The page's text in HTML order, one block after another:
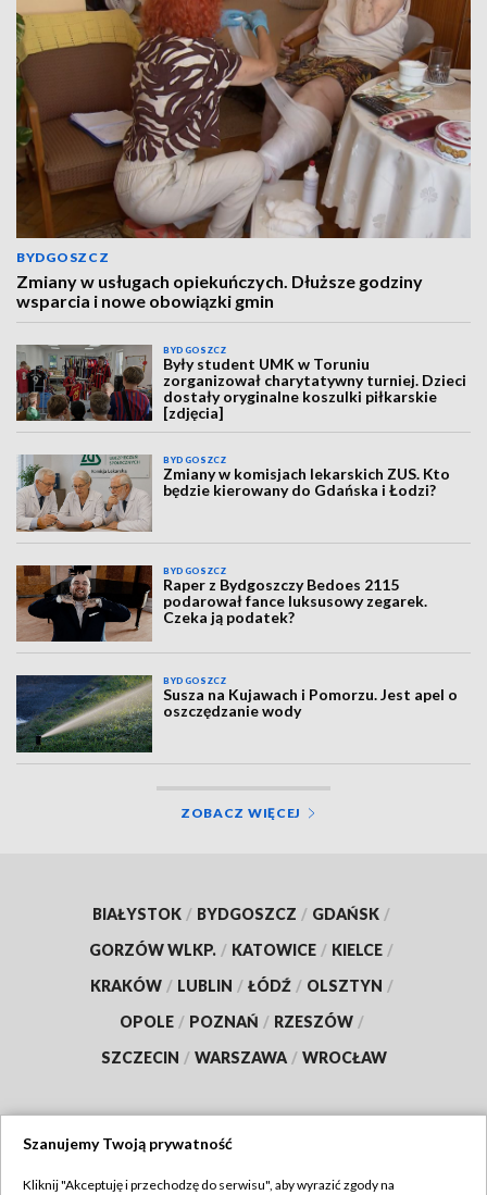
BYDGOSZCZ
Zmiany w usługach opiekuńczych. Dłuższe godziny
wsparcia i nowe obowiązki gmin
BYDGOSZCZ
Były student UMK w Toruniu
zorganizował charytatywny turniej. Dzieci
dostały oryginalne koszulki piłkarskie
[zdjęcia]
BYDGOSZCZ
Zmiany w komisjach lekarskich ZUS. Kto
będzie kierowany do Gdańska i Łodzi?
BYDGOSZCZ
Raper z Bydgoszczy Bedoes 2115
podarował fance luksusowy zegarek.
Czeka ją podatek?
BYDGOSZCZ
Susza na Kujawach i Pomorzu. Jest apel o
oszczędzanie wody
ZOBACZ WIĘCEJ
BIAŁYSTOK / BYDGOSZCZ / GDAŃSK /
GORZÓW WLKP. / KATOWICE / KIELCE /
KRAKÓW / LUBLIN / ŁÓDŹ / OLSZTYN /
OPOLE / POZNAŃ / RZESZÓW /
SZCZECIN / WARSZAWA / WROCŁAW
Szanujemy Twoją prywatność
Kliknij "Akceptuję i przechodzę do serwisu", aby wyrazić zgody na